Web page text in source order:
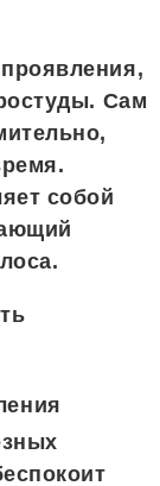
Сам
собой